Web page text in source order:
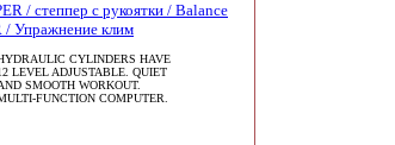
/ степпер с рукоятки / Balance
/ Упражнение клим
CYLINDERS HAVE
LEVEL ADJUSTABLE. QUIET
SMOOTH WORKOUT.
FUNCTION COMPUTER.